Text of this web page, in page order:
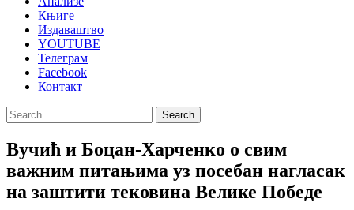
Књиге
Издаваштво
YOUTUBE
Телеграм
Facebook
Контакт
Search
for:
Вучић и Боцан-Харченко о свим
важним питањима уз посебан нагласак
на заштити тековина Велике Победе